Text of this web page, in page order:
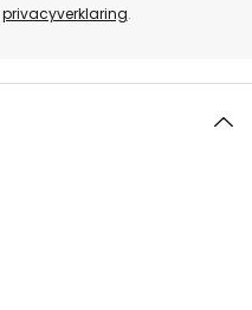
privacyverklaring.